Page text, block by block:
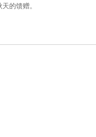
的馈赠。